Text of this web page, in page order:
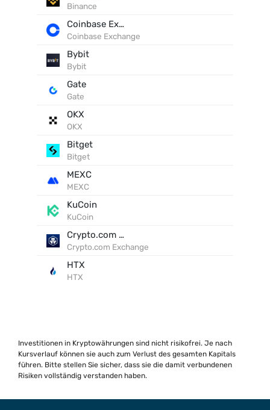
Binance
Coinbase Exchange
Coinbase Exchange
Bybit
Bybit
Gate
Gate
OKX
OKX
Bitget
Bitget
MEXC
MEXC
KuCoin
KuCoin
Crypto.com Exchange
Crypto.com Exchange
HTX
HTX
Investitionen in Kryptowährungen sind nicht risikofrei. Je nach
Kursverlauf können sie auch zum Verlust des gesamten Kapitals
führen. Bitte stellen Sie sicher, dass sie die damit verbundenen
Risiken vollständig verstanden haben.